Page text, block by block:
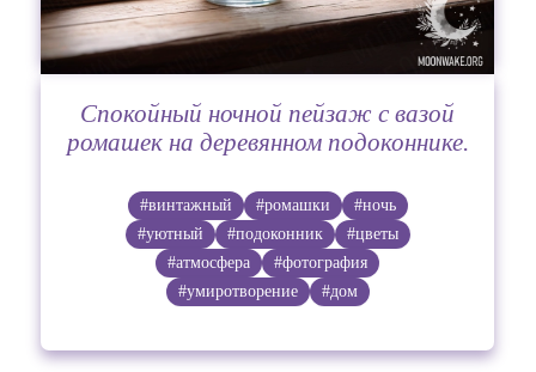
Спокойный ночной пейзаж с вазой
ромашек на деревянном подоконнике.
#винтажный #ромашки
#ночь
#уютный
#подоконник
#цветы
#атмосфера
#фотография
#умиротворение
#дом